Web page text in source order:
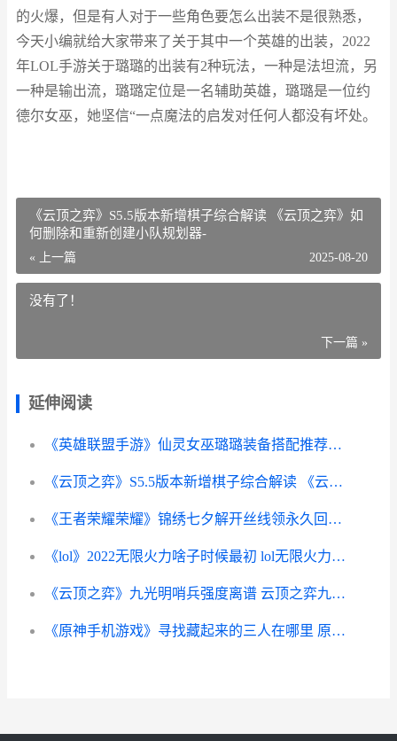
的火爆，但是有人对于一些角色要怎么出装不是很熟悉，
今天小编就给大家带来了关于其中一个英雄的出装，2022
年LOL手游关于璐璐的出装有2种玩法，一种是法坦流，另
一种是输出流，璐璐定位是一名辅助英雄，璐璐是一位约
德尔女巫，她坚信“一点魔法的启发对任何人都没有坏处。
《云顶之弈》S5.5版本新增棋子综合解读 《云顶之弈》如
何删除和重新创建小队规划器-
« 上一篇 2025-08-20
没有了！
下一篇 »
延伸阅读
《英雄联盟手游》仙灵女巫璐璐装备搭配推荐2022
《云顶之弈》S5.5版本新增棋子综合解读 《云顶之弈》如何删除和重新创建小队规划器-
《王者荣耀荣耀》锦绣七夕解开丝线领永久回城活动主题 王者荣耀荣耀之章命运篇免费观看完整版
《lol》2022无限火力啥子时候最初 lol无限火力最新消息2021
《云顶之弈》九光明哨兵强度离谱 云顶之弈九羁绊阵容
《原神手机游戏》寻找藏起来的三人在哪里 原神手机版